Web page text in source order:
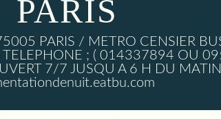
PARIS
PARIS / METRO CENSIER
TELEPHONE ; ( 014337894 OU
7/7 JUSQU A 6 H DU